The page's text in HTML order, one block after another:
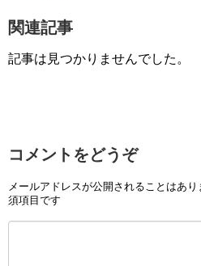
関連記事
記事は見つかりませんでした。
コメントをどうぞ
メールアドレスが公開されることはあり
須項目です